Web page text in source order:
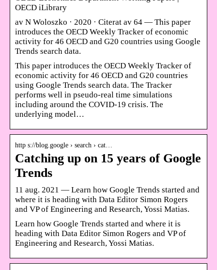
OECD iLibrary
av N Woloszko · 2020 · Citerat av 64 — This paper
introduces the OECD Weekly Tracker of economic
activity for 46 OECD and G20 countries using Google
Trends search data.
This paper introduces the OECD Weekly Tracker of
economic activity for 46 OECD and G20 countries
using Google Trends search data. The Tracker
performs well in pseudo-real time simulations
including around the COVID-19 crisis. The
underlying model…
http s://blog.google › search › cat…
Catching up on 15 years of Google
Trends
11 aug. 2021 — Learn how Google Trends started and
where it is heading with Data Editor Simon Rogers
and VP of Engineering and Research, Yossi Matias.
Learn how Google Trends started and where it is
heading with Data Editor Simon Rogers and VP of
Engineering and Research, Yossi Matias.